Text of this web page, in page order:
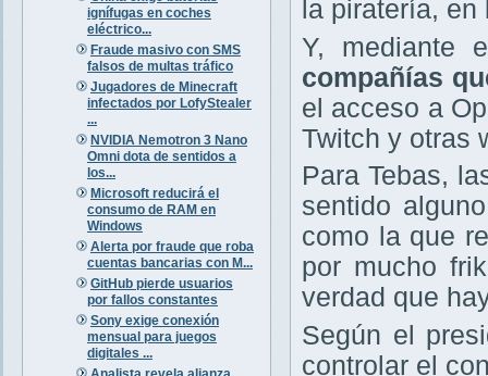
ignífugas en coches
eléctrico...
Fraude masivo con SMS
falsos de multas tráfico
Jugadores de Minecraft
infectados por LofyStealer
...
NVIDIA Nemotron 3 Nano
Omni dota de sentidos a
los...
Microsoft reducirá el
consumo de RAM en
Windows
Alerta por fraude que roba
cuentas bancarias con M...
GitHub pierde usuarios
por fallos constantes
Sony exige conexión
mensual para juegos
digitales ...
la piratería,
Y, mediante
compañías
el acceso a
Twitch y otras
Para Tebas,
sentido
como la que
por mucho
verdad que
Según el
controlar el